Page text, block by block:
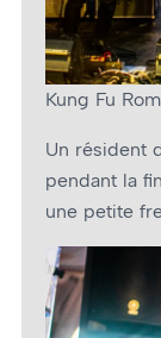
Kung Fu
Un résident
pendant la
une petite